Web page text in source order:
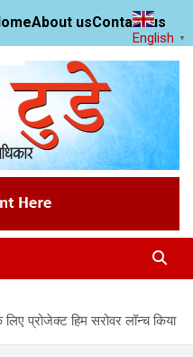
About usContact us
प्रोजेक्ट हिम सरोवर लॉन्च किया
English ▼